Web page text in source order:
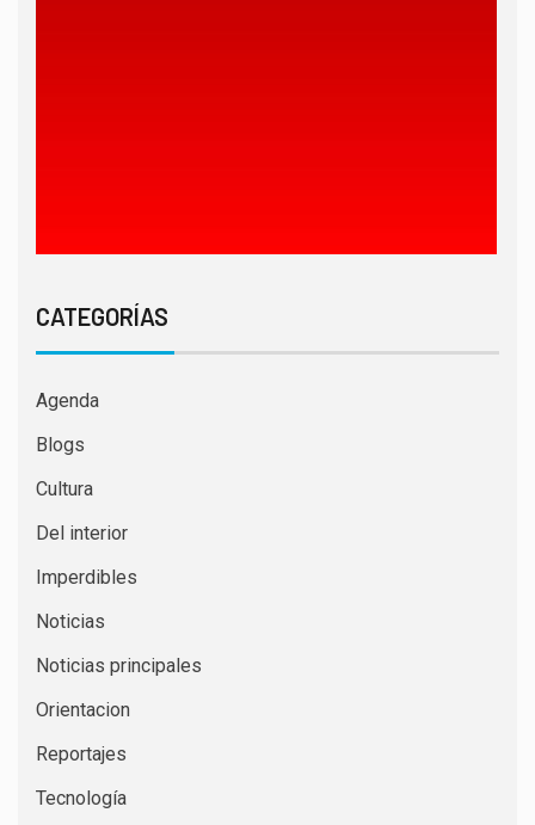
CATEGORÍAS
Agenda
Blogs
Cultura
Del interior
Imperdibles
Noticias
Noticias principales
Orientacion
Reportajes
Tecnología